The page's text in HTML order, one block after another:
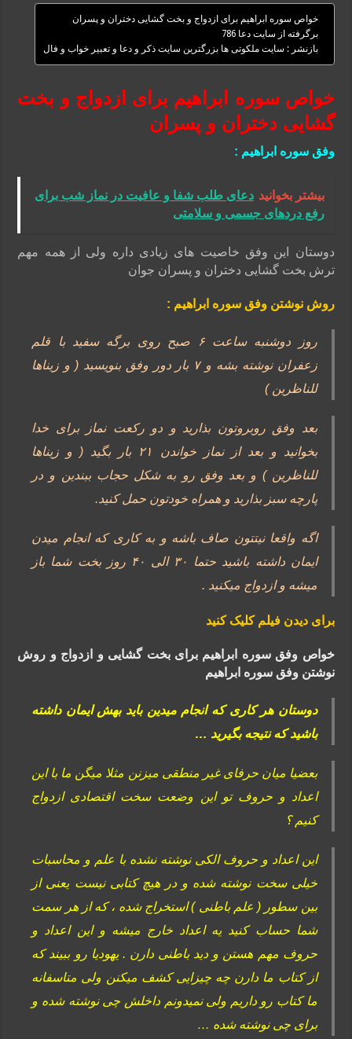
خواص سوره ابراهیم برای ازدواج و بخت گشایی دختران و پسران
برگرفته از سایت دعا 786
بازنشر : سایت ملکوتی ها بزرگترین سایت ذکر و دعا و تعبیر خواب و فال
خواص سوره ابراهیم برای ازدواج و بخت
گشایی دختران و پسران
وفق سوره ابراهیم :
بیشتر بخوانید دعای طلب شفا و عافیت در نماز شب برای
رفع دردهای جسمی و سلامتی
دوستان این وفق خاصیت های زیادی داره ولی از همه مهم
ترش بخت گشایی دختران و پسران جوان
روش نوشتن وفق سوره ابراهیم :
روز دوشنبه ساعت ۶ صبح روی برگه سفید با قلم
زعفران نوشته بشه و ٧ بار دور وفق بنویسید ( و زیناها
للناظرین )
بعد وفق روبروتون بذارید و دو رکعت نماز برای خدا
بخوانید و بعد از نماز خواندن ٢١ بار بگید ( و زیناها
للناظرین ) و بعد وفق رو به شکل حجاب ببندین و در
پارچه سبز بذارید و همراه خودتون حمل کنید.
اگه واقعا نیتتون صاف باشه و به کاری که انجام میدن
ایمان داشته باشید حتما ٣٠ الی ۴٠ روز بخت شما باز
میشه و ازدواج میکنید .
برای دیدن فیلم کلیک کنید
خواص وفق سوره ابراهیم برای بخت گشایی و ازدواج و روش
نوشتن وفق سوره ابراهیم
دوستان هر کاری که انجام میدین باید بهش ایمان داشته
باشید که نتیجه بگیرید …
بعضیا میان حرفای غیر منطقی میزنن مثلا میگن ما با این
اعداد و حروف تو این وضعت سخت اقتصادی ازدواج
کنیم ؟
این اعداد و حروف الکی نوشته نشده با علم و محاسبات
خیلی سخت نوشته شده و در هیچ کتابی نیست یعنی از
بین سطور ( علم باطنی ) استخراج شده ، که از هر سمت
شما حساب کنید یه اعداد خارج میشه و این اعداد و
حروف مهم هستن و دید باطنی دارن . یهودیا رو ببیند که
از کتاب ما دارن چه چیزایی کشف میکنن ولی متاسفانه
ما کتاب رو داریم ولی نمیدونم داخلش چی نوشته شده و
برای چی نوشته شده …